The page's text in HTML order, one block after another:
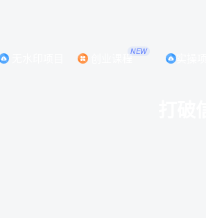
创业课程NEW 实操